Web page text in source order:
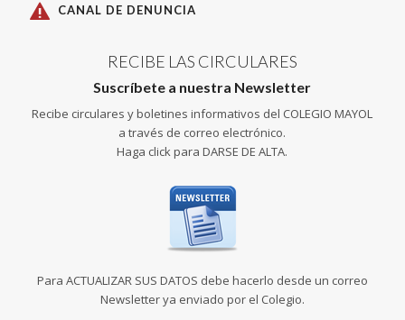
CANAL DE DENUNCIA
RECIBE LAS CIRCULARES
Suscríbete a nuestra Newsletter
Recibe circulares y boletines informativos del COLEGIO MAYOL
a través de correo electrónico.
Haga click para DARSE DE ALTA.
Para ACTUALIZAR SUS DATOS debe hacerlo desde un correo
Newsletter ya enviado por el Colegio.